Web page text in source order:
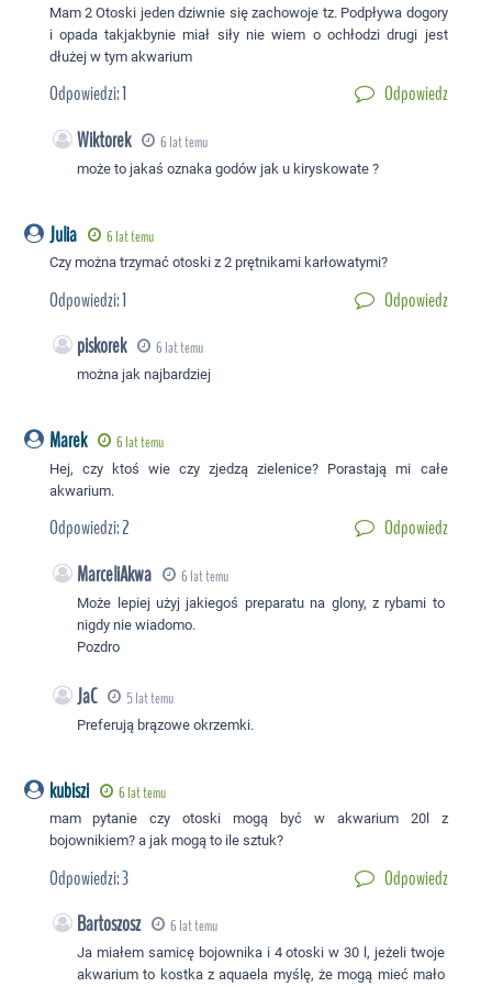
Mam 2 Otoski jeden dziwnie się zachowoje tz. Podpływa dogory
i opada takjakbynie miał siły nie wiem o ochłodzi drugi jest
dłużej w tym akwarium
Odpowiedzi:1 Odpowiedz
Wiktorek 6 lat temu
może to jakaś oznaka godów jak u kiryskowate ?
Julia 6 lat temu
Czy można trzymać otoski z 2 prętnikami karłowatymi?
Odpowiedzi:1 Odpowiedz
piskorek 6 lat temu
można jak najbardziej
Marek 6 lat temu
Hej, czy ktoś wie czy zjedzą zielenice? Porastają mi całe
akwarium.
Odpowiedzi:2 Odpowiedz
MarceliAkwa 6 lat temu
Może lepiej użyj jakiegoś preparatu na glony, z rybami to
nigdy nie wiadomo.
Pozdro
JaC 5 lat temu
Preferują brązowe okrzemki.
kubiszi 6 lat temu
mam pytanie czy otoski mogą być w akwarium 20l z
bojownikiem? a jak mogą to ile sztuk?
Odpowiedzi:3 Odpowiedz
Bartoszosz 6 lat temu
Ja miałem samicę bojownika i 4 otoski w 30 l, jeżeli twoje
akwarium to kostka z aquaela myślę, że mogą mieć mało